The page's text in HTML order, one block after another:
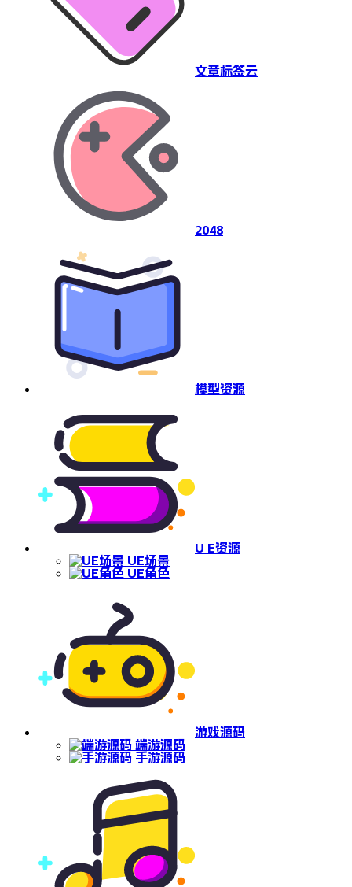
文章标签云
2048
模型资源
U E资源
UE场景
UE角色
游戏源码
端游源码
手游源码